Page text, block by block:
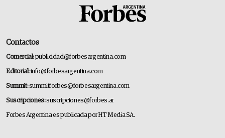
Contactos
Comercial:publicidad@forbesargentina.com
Editorial:info@forbesargentina.com
Summit:summitforbes@forbesargentina.com
Suscripciones:suscripciones@forbes.ar
Forbes Argentina es publicada por HT Media SA.